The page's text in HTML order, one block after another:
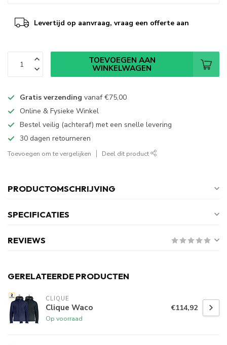
Levertijd op aanvraag, vraag een offerte aan
TOEVOEGEN AAN
WINKELWAGEN
Gratis verzending vanaf€75,00
Online & Fysieke Winkel
Bestel veilig (achteraf) met een snelle levering
30 dagen retourneren
Toevoegen om te vergelijken Deel dit product
PRODUCTOMSCHRIJVING
SPECIFICATIES
REVIEWS
GERELATEERDE PRODUCTEN
CLIQUE
Clique Waco
Op voorraad
€114,92